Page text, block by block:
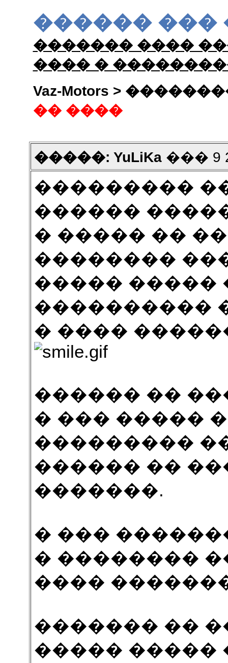
������ ���
������� ����
���� �
Vaz-Motors >
�� ����
�����: YuLiKa��� 9
���������
������
� ����� ��
��������
����� �����
����������
� ����
������ ��
� ��� �����
���������
������ ��
�������.
� ���
� ��������
����
������� ��
����� �����